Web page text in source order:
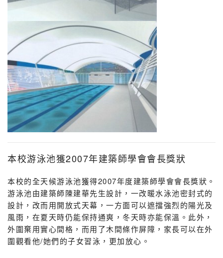
本校游泳池獲2007年建築師學會會長獎狀
本校的全天候游泳池獲得2007年度建築師學會會長獎狀。
游泳池由建築師陳建華先生設計，一改暖水泳池密封式的
設計，改而用開放式天幕，一方面可以遮擋強烈的陽光及
風雨，在夏天時仍能保持通爽，冬天時亦能保溫。此外，
外圍棄用實心間格，而用了木間條作屏障，家長可以在外
圍觀看他/她們的子女習泳，更加放心。